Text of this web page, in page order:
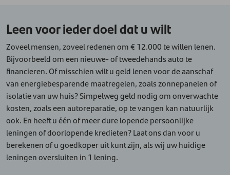
Leen voor ieder doel dat u wilt
Zoveel mensen, zoveel redenen om € 12.000 te willen lenen.
Bijvoorbeeld om een nieuwe- of tweedehands auto te
financieren. Of misschien wilt u geld lenen voor de aanschaf
van energiebesparende maatregelen, zoals zonnepanelen of
isolatie van uw huis? Simpelweg geld nodig om onverwachte
kosten, zoals een autoreparatie, op te vangen kan natuurlijk
ook. En heeft u één of meer dure lopende persoonlijke
leningen of doorlopende kredieten? Laat ons dan voor u
berekenen of u goedkoper uit kunt zijn, als wij uw huidige
leningen oversluiten in 1 lening.